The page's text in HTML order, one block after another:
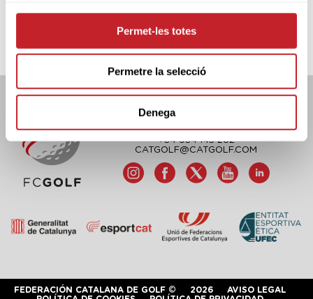
Permet-les totes
Permetre la selecció
Denega
FEDERACIÓN CATALANA DE GOLF
C/TUSET 32, 8A PLANTA. 08006 BCN
+34 934 145 262
CATGOLF@CATGOLF.COM
FEDERACIÓN CATALANA DE GOLF © 2026
AVISO LEGAL